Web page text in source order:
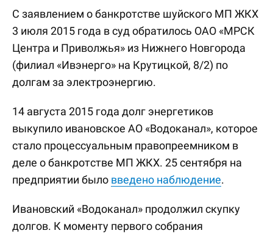
С заявлением о банкротстве шуйского МП ЖКХ
3 июля 2015 года в суд обратилось ОАО «МРСК
Центра и Приволжья» из Нижнего Новгорода
(филиал «Ивэнерго» на Крутицкой, 8/2) по
долгам за электроэнергию.
14 августа 2015 года долг энергетиков
выкупило ивановское АО «Водоканал», которое
стало процессуальным правопреемником в
деле о банкротстве МП ЖКХ. 25 сентября на
предприятии было введено наблюдение.
Ивановский «Водоканал» продолжил скупку
долгов. К моменту первого собрания